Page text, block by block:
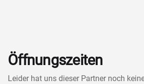
Öffnungszeiten
Leider hat uns dieser Partner noch